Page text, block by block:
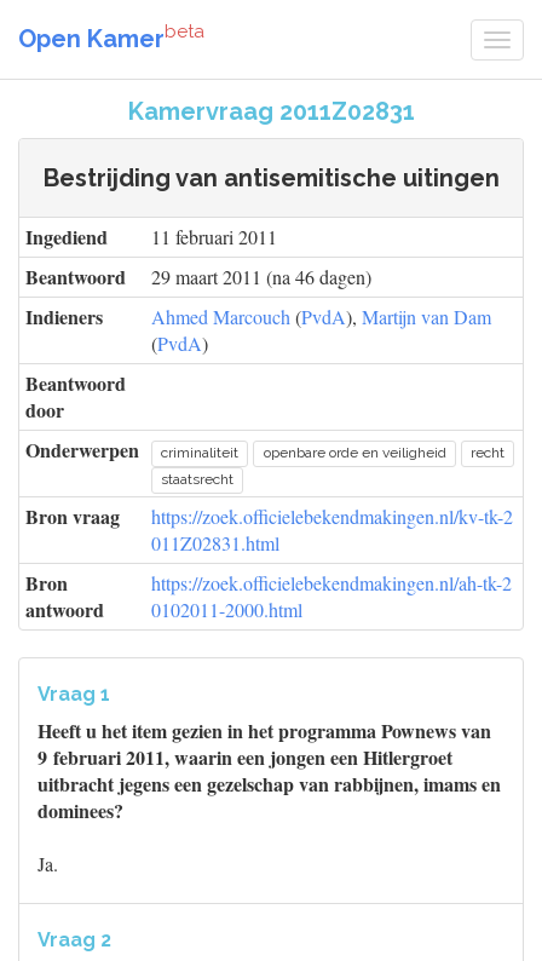
Open Kamerbeta
Kamervraag 2011Z02831
Bestrijding van antisemitische uitingen
Ingediend 11 februari 2011
Beantwoord 29 maart 2011 (na 46 dagen)
Indieners Ahmed Marcouch (PvdA), Martijn van Dam
(PvdA)
Beantwoord
door
Onderwerpen
criminaliteit openbare orde en veiligheid
recht
staatsrecht
Bron vraag
https://zoek.officielebekendmakingen.nl/kv-tk-2
011Z02831.html
Bron
antwoord
https://zoek.officielebekendmakingen.nl/ah-tk-2
0102011-2000.html
Vraag 1
Heeft u het item gezien in het programma Pownews van
9 februari 2011, waarin een jongen een Hitlergroet
uitbracht jegens een gezelschap van rabbijnen, imams en
dominees?
Ja.
Vraag 2